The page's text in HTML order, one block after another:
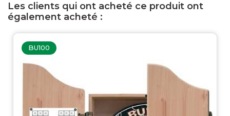
Les clients qui ont acheté ce produit ont
également acheté :
BU100